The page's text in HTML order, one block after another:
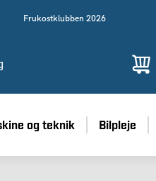
Frukostklubben 2026
og teknik Bilpleje